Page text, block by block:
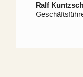
Ralf Kuntzsch